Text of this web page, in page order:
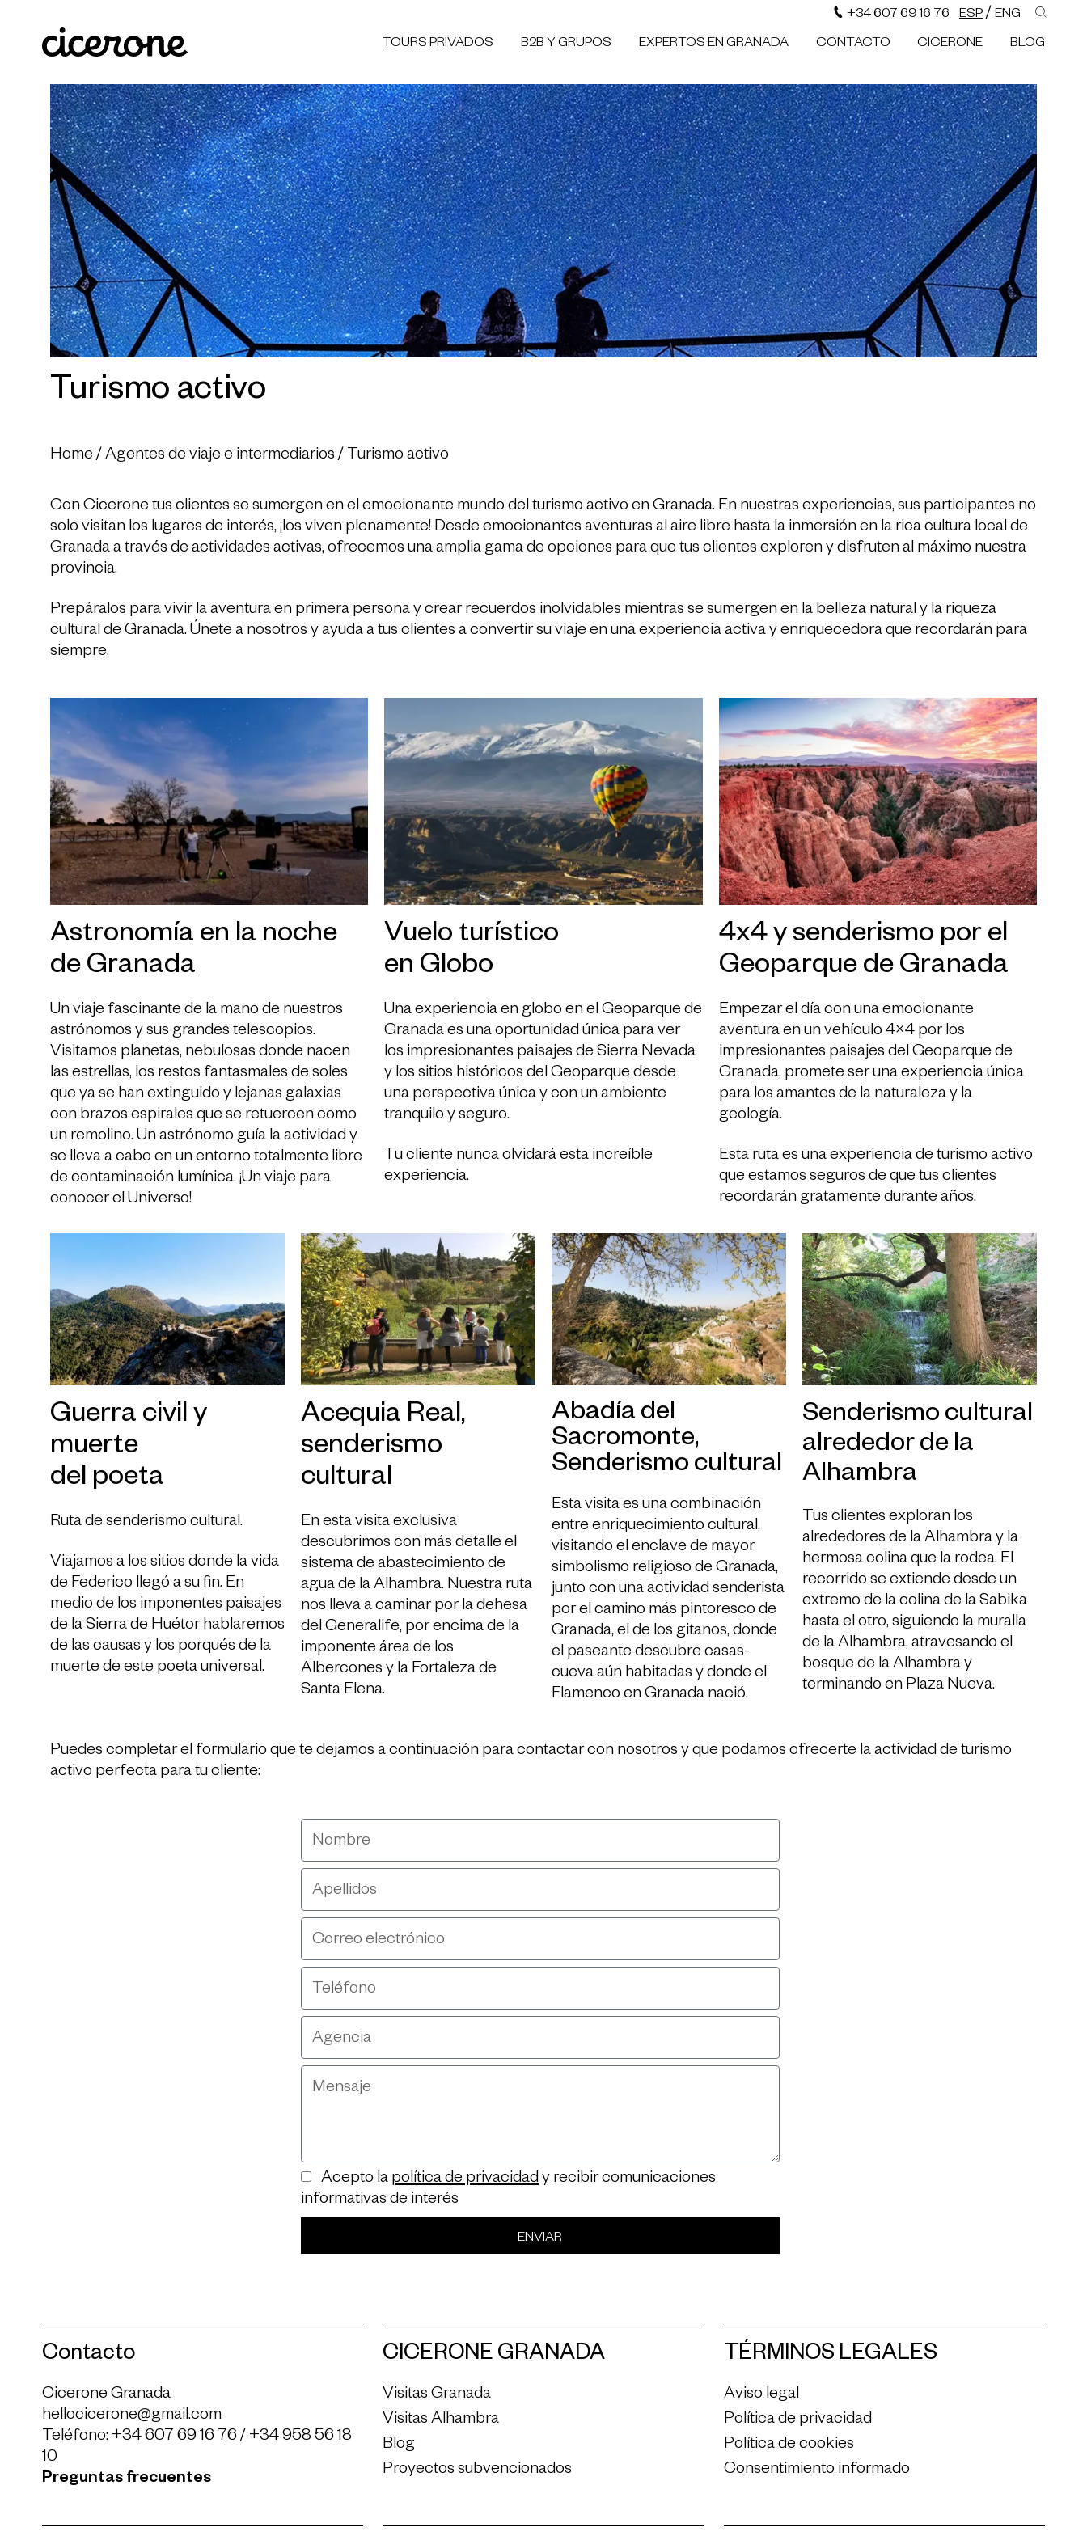
TOURS PRIVADOS B2B Y GRUPOS EXPERTOS EN GRANADA CONTACTO CICERONE BLOG
+34 607 69 16 76 ESP / ENG
Turismo activo
Home/ Agentes de viaje e intermediarios/ Turismo activo
Con Cicerone tus clientes se sumergen en el emocionante mundo del turismo activo en Granada. En nuestras experiencias, sus participantes no
solo visitan los lugares de interés, ¡los viven plenamente! Desde emocionantes aventuras al aire libre hasta la inmersión en la rica cultura local de
Granada a través de actividades activas, ofrecemos una amplia gama de opciones para que tus clientes exploren y disfruten al máximo nuestra
provincia.
Prepáralos para vivir la aventura en primera persona y crear recuerdos inolvidables mientras se sumergen en la belleza natural y la riqueza
cultural de Granada. Únete a nosotros y ayuda a tus clientes a convertir su viaje en una experiencia activa y enriquecedora que recordarán para
siempre.
Astronomía en la noche
de Granada
Un viaje fascinante de la mano de nuestros
astrónomos y sus grandes telescopios.
Visitamos planetas, nebulosas donde nacen
las estrellas, los restos fantasmales de soles
que ya se han extinguido y lejanas galaxias
con brazos espirales que se retuercen como
un remolino. Un astrónomo guía la actividad y
se lleva a cabo en un entorno totalmente libre
de contaminación lumínica. ¡Un viaje para
conocer el Universo!
Vuelo turístico
en Globo
Una experiencia en globo en el Geoparque de
Granada es una oportunidad única para ver
los impresionantes paisajes de Sierra Nevada
y los sitios históricos del Geoparque desde
una perspectiva única y con un ambiente
tranquilo y seguro.
Tu cliente nunca olvidará esta increíble
experiencia.
4x4 y senderismo por el
Geoparque de Granada
Empezar el día con una emocionante
aventura en un vehículo 4×4 por los
impresionantes paisajes del Geoparque de
Granada, promete ser una experiencia única
para los amantes de la naturaleza y la
geología.
Esta ruta es una experiencia de turismo activo
que estamos seguros de que tus clientes
recordarán gratamente durante años.
Guerra civil y
muerte
del poeta
Ruta de senderismo cultural.
Viajamos a los sitios donde la vida
de Federico llegó a su fin. En
medio de los imponentes paisajes
de la Sierra de Huétor hablaremos
de las causas y los porqués de la
muerte de este poeta universal.
Acequia Real,
senderismo
cultural
En esta visita exclusiva
descubrimos con más detalle el
sistema de abastecimiento de
agua de la Alhambra. Nuestra ruta
nos lleva a caminar por la dehesa
del Generalife, por encima de la
imponente área de los
Albercones y la Fortaleza de
Santa Elena.
Abadía del
Sacromonte,
Senderismo cultural
Esta visita es una combinación
entre enriquecimiento cultural,
visitando el enclave de mayor
simbolismo religioso de Granada,
junto con una actividad senderista
por el camino más pintoresco de
Granada, el de los gitanos, donde
el paseante descubre casas-
cueva aún habitadas y donde el
Flamenco en Granada nació.
Senderismo cultural
alrededor de la
Alhambra
Tus clientes exploran los
alrededores de la Alhambra y la
hermosa colina que la rodea. El
recorrido se extiende desde un
extremo de la colina de la Sabika
hasta el otro, siguiendo la muralla
de la Alhambra, atravesando el
bosque de la Alhambra y
terminando en Plaza Nueva.
Puedes completar el formulario que te dejamos a continuación para contactar con nosotros y que podamos ofrecerte la actividad de turismo
activo perfecta para tu cliente:
Acepto la política de privacidady recibir comunicaciones
informativas de interés
ENVIAR
Contacto
Cicerone Granada
hellocicerone@gmail.com
Teléfono: +34 607 69 16 76/ +34 958 56 18
10
Preguntas frecuentes
CICERONE GRANADA
Visitas Granada
Visitas Alhambra
Blog
Proyectos subvencionados
TÉRMINOS LEGALES
Aviso legal
Política de privacidad
Política de cookies
Consentimiento informado